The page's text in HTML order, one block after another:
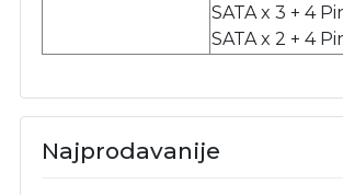
SATA x 3 + 4
SATA x 2 + 4
Najprodavanije